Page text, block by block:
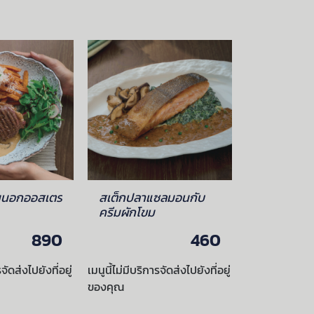
อกออสเตร
890
ดส่งไปยังที่อยู่
สเต็กปลาแซลมอนกับ
ครีมผักโขม
460
เมนูนี้ไม่มีบริการจัดส่งไปยังที่อยู่
ของคุณ